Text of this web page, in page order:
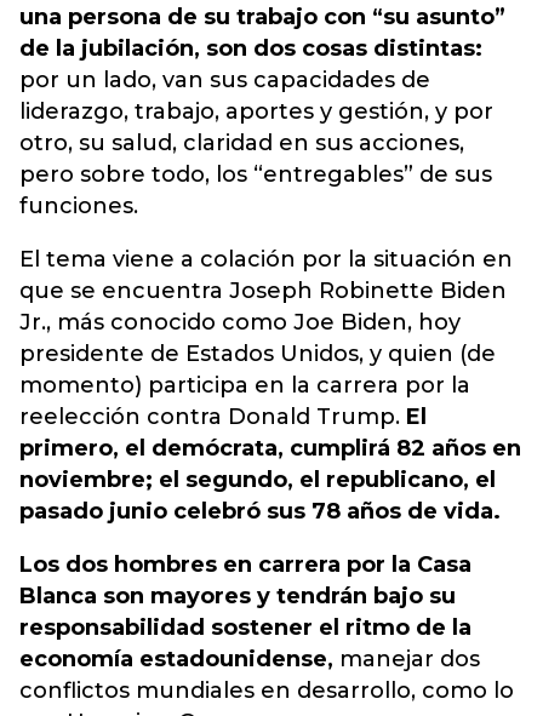
una persona de su trabajo con “su asunto”
de la jubilación, son dos cosas distintas:
por un lado, van sus capacidades de
liderazgo, trabajo, aportes y gestión, y por
otro, su salud, claridad en sus acciones,
pero sobre todo, los “entregables” de sus
funciones.
El tema viene a colación por la situación en
que se encuentra Joseph Robinette Biden
Jr., más conocido como Joe Biden, hoy
presidente de Estados Unidos, y quien (de
momento) participa en la carrera por la
reelección contra Donald Trump. El
primero, el demócrata, cumplirá 82 años en
noviembre; el segundo, el republicano, el
pasado junio celebró sus 78 años de vida.
Los dos hombres en carrera por la Casa
Blanca son mayores y tendrán bajo su
responsabilidad sostener el ritmo de la
economía estadounidense, manejar dos
conflictos mundiales en desarrollo, como lo